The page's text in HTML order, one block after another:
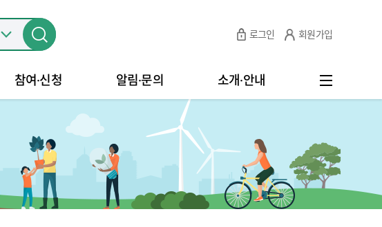
로그인 회원가입
참여·신청 알림·문의 소개·안내